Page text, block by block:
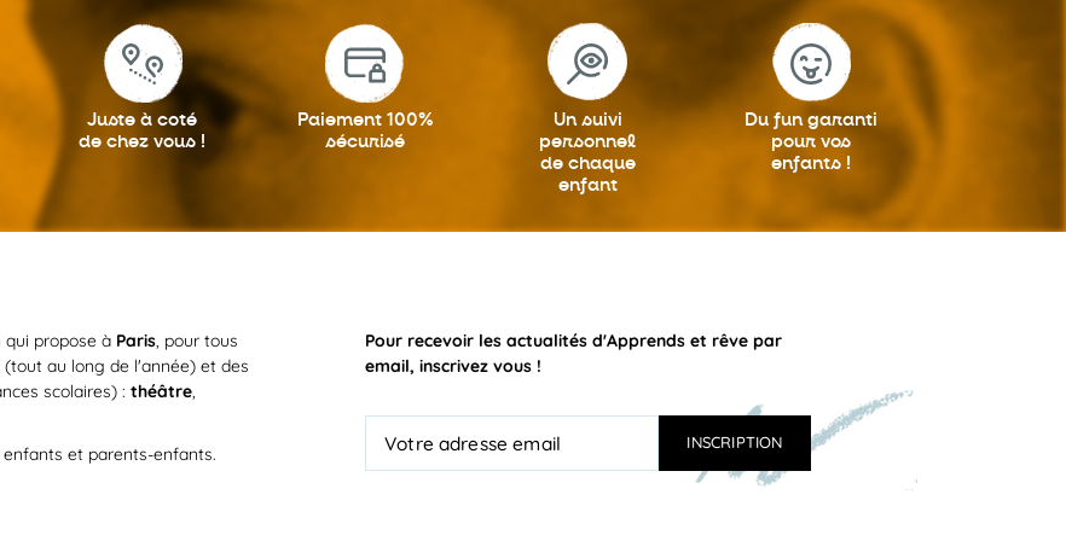
Juste à coté
de chez vous !
Paiement 100%
sécurisé
Un suivi
personnel
de chaque
enfant
Du fun garanti
pour vos
enfants !
propose à Paris, pour tous
(tout au long de l'année) et des
scolaires) :théâtre,
enfants et parents-enfants.
Pour recevoir les actualités d'Apprends et rêve par
email, inscrivez vous !